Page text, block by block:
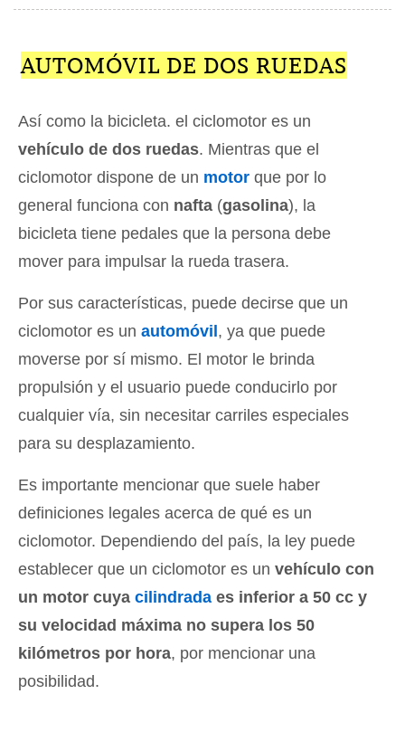
AUTOMÓVIL DE DOS RUEDAS
Así como la bicicleta. el ciclomotor es un
vehículo de dos ruedas. Mientras que el
ciclomotor dispone de un motor que por lo
general funciona con nafta (gasolina), la
bicicleta tiene pedales que la persona debe
mover para impulsar la rueda trasera.
Por sus características, puede decirse que un
ciclomotor es un automóvil, ya que puede
moverse por sí mismo. El motor le brinda
propulsión y el usuario puede conducirlo por
cualquier vía, sin necesitar carriles especiales
para su desplazamiento.
Es importante mencionar que suele haber
definiciones legales acerca de qué es un
ciclomotor. Dependiendo del país, la ley puede
establecer que un ciclomotor es un vehículo con
un motor cuya cilindrada es inferior a 50 cc y
su velocidad máxima no supera los 50
kilómetros por hora, por mencionar una
posibilidad.